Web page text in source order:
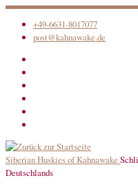
Zum
Inhalt
springen
+49-6631-8017077
post@kahnawake.de
Siberian Huskies of Kahnawake
Deutschlands